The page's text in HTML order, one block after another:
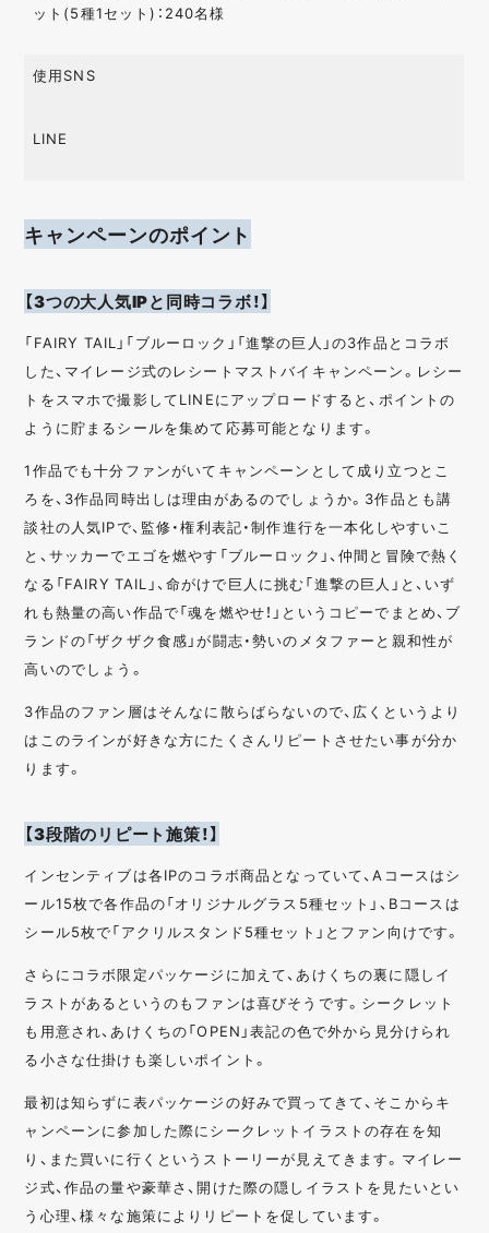
ット(5種1セット)：240名様
使用SNS
LINE
キャンペーンのポイント
【3つの大人気IPと同時コラボ！】
「FAIRY TAIL」「ブルーロック」「進撃の巨人」の3作品とコラボ
した、マイレージ式のレシートマストバイキャンペーン。レシー
トをスマホで撮影してLINEにアップロードすると、ポイントの
ように貯まるシールを集めて応募可能となります。
1作品でも十分ファンがいてキャンペーンとして成り立つとこ
ろを、3作品同時出しは理由があるのでしょうか。3作品とも講
談社の人気IPで、監修・権利表記・制作進行を一本化しやすいこ
と、サッカーでエゴを燃やす「ブルーロック」、仲間と冒険で熱く
なる「FAIRY TAIL」、命がけで巨人に挑む「進撃の巨人」と、いず
れも熱量の高い作品で「魂を燃やせ！」というコピーでまとめ、ブ
ランドの「ザクザク食感」が闘志・勢いのメタファーと親和性が
高いのでしょう。
3作品のファン層はそんなに散らばらないので、広くというより
はこのラインが好きな方にたくさんリピートさせたい事が分か
ります。
【3段階のリピート施策！】
インセンティブは各IPのコラボ商品となっていて、Aコースはシ
ール15枚で各作品の「オリジナルグラス5種セット」、Bコースは
シール5枚で「アクリルスタンド5種セット」とファン向けです。
さらにコラボ限定パッケージに加えて、あけくちの裏に隠しイ
ラストがあるというのもファンは喜びそうです。シークレット
も用意され、あけくちの「OPEN」表記の色で外から見分けられ
る小さな仕掛けも楽しいポイント。
最初は知らずに表パッケージの好みで買ってきて、そこからキ
ャンペーンに参加した際にシークレットイラストの存在を知
り、また買いに行くというストーリーが見えてきます。マイレー
ジ式、作品の量や豪華さ、開けた際の隠しイラストを見たいとい
う心理、様々な施策によりリピートを促しています。